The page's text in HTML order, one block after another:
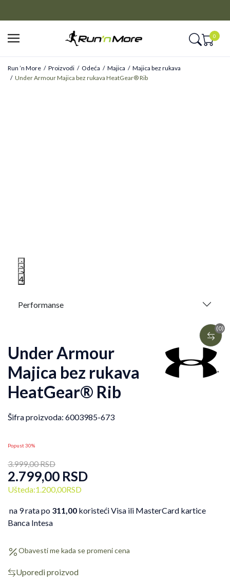
0
Run ’n More Proizvodi Odeća Majica
Majica bez rukava
Under Armour Majica bez rukava HeatGear® Rib
(0)
1
2
3
4
Performanse
Under Armour
Majica bez rukava
HeatGear® Rib
Šifra proizvoda: 6003985-673
Popust 30%
3.999,00RSD
2.799,00 RSD
Ušteda:1.200,00RSD
na 9 rata po 311,00 koristeći Visa ili MasterCard kartice
Banca Intesa
Obavesti me kada se promeni cena
Uporedi proizvod